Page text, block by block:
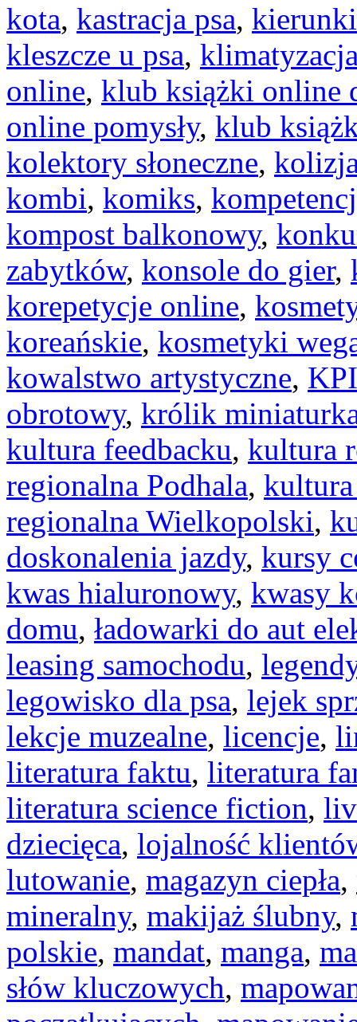
kota, kastracja psa,
kleszcze u psa,
online, klub książki online
online pomysły, klub
kolektory słoneczne,
kombi, komiks,
kompost balkonowy,
zabytków, konsole do gier,
korepetycje online,
koreańskie, kosmetyki
kowalstwo artystyczne, KPI
obrotowy, królik
kultura feedbacku, kultura
regionalna Podhala,
regionalna Wielkopolski,
doskonalenia jazdy, kursy
kwas hialuronowy, kwasy
domu, ładowarki do aut
leasing samochodu,
legowisko dla psa, lejek
lekcje muzealne, licencje,
literatura faktu, literatura
literatura science fiction,
dziecięca, lojalność
lutowanie, magazyn ciepła,
mineralny, makijaż ślubny,
polskie, mandat, manga,
słów kluczowych,